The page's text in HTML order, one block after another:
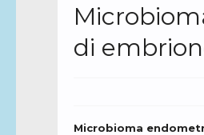
di
Microbioma